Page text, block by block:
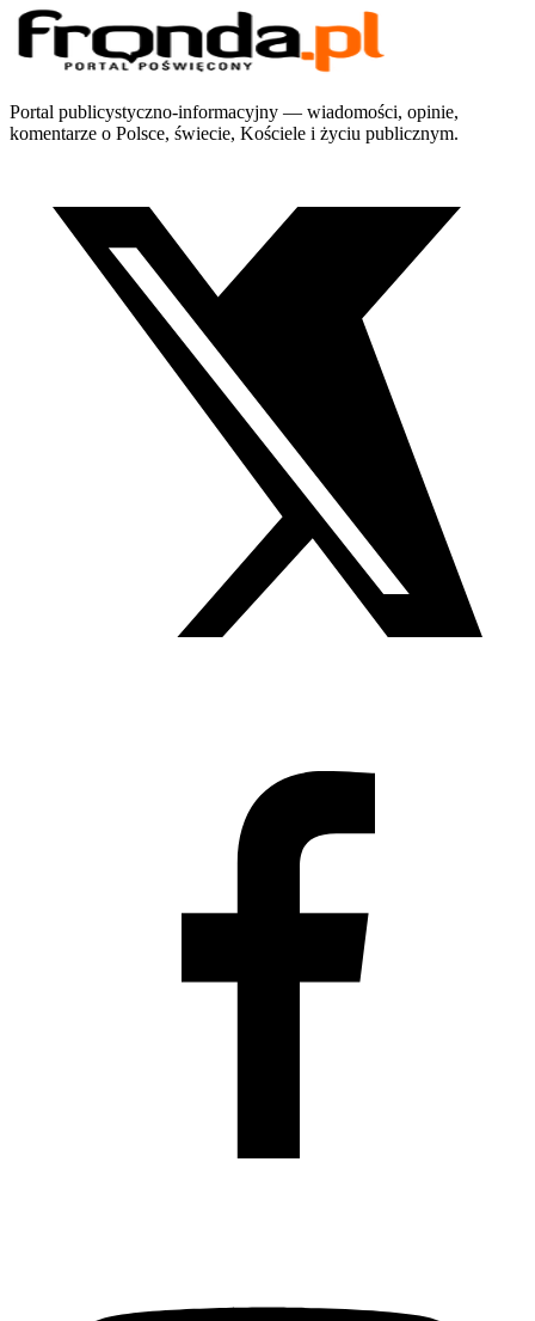
Portal publicystyczno-informacyjny — wiadomości, opinie,
komentarze o Polsce, świecie, Kościele i życiu publicznym.